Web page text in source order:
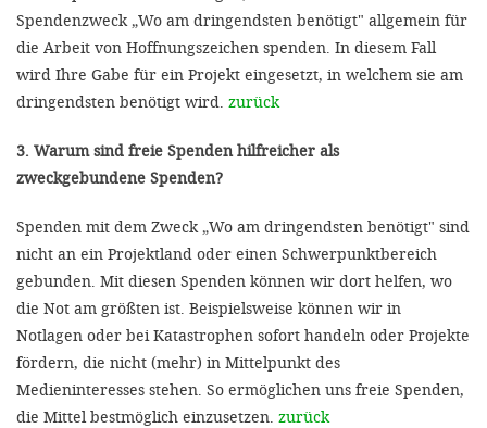
Spendenzweck „Wo am dringendsten benötigt" allgemein für
die Arbeit von Hoffnungszeichen spenden. In diesem Fall
wird Ihre Gabe für ein Projekt eingesetzt, in welchem sie am
dringendsten benötigt wird. zurück
3. Warum sind freie Spenden hilfreicher als
zweckgebundene Spenden?
Spenden mit dem Zweck „Wo am dringendsten benötigt" sind
nicht an ein Projektland oder einen Schwerpunktbereich
gebunden. Mit diesen Spenden können wir dort helfen, wo
die Not am größten ist. Beispielsweise können wir in
Notlagen oder bei Katastrophen sofort handeln oder Projekte
fördern, die nicht (mehr) in Mittelpunkt des
Medieninteresses stehen. So ermöglichen uns freie Spenden,
die Mittel bestmöglich einzusetzen. zurück